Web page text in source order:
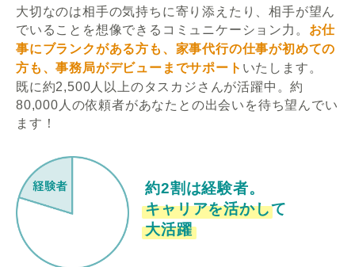
大切なのは相手の気持ちに寄り添えたり、相手が望ん
でいることを想像できるコミュニケーション力。 お仕
事にブランクがある方も、家事代行の仕事が初めての
方も、事務局がデビューまでサポート いたします。
既に約2,500人以上のタスカジさんが活躍中。約
80,000人の依頼者があなたとの出会いを待ち望んでい
ます！
約2割は経験者。
キャリアを活かして
大活躍